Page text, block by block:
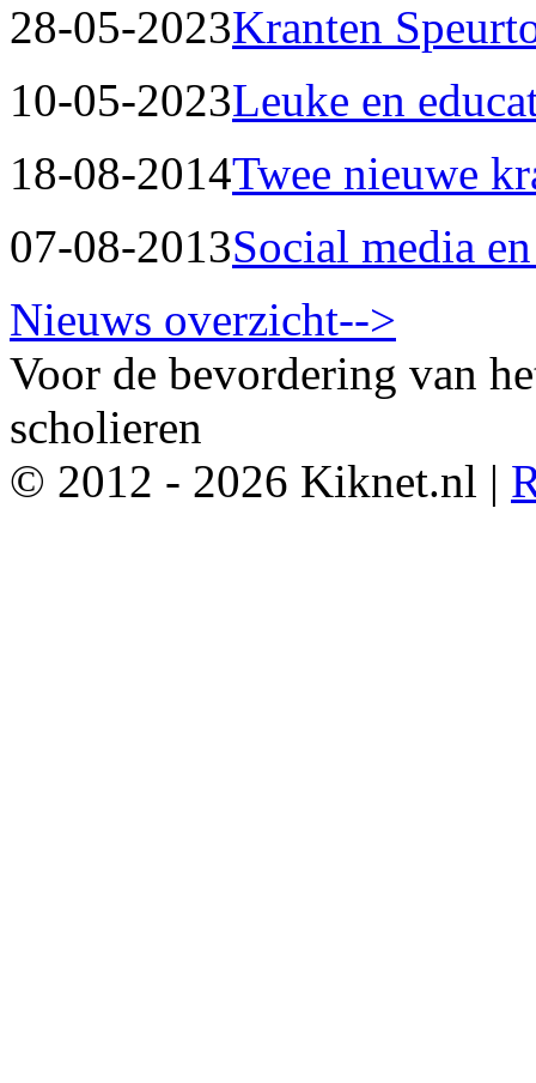
28-05-2023Kranten
10-05-2023Leuke en
18-08-2014Twee nieuwe
07-08-2013Social media
Nieuws overzicht-->
Voor de bevordering van
scholieren
© 2012 - 2026 Kiknet.nl |